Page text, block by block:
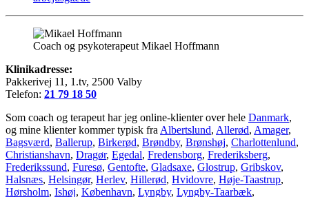
Coach og psykoterapeut Mikael Hoffmann
Klinikadresse:
Pakkerivej 11, 1.tv, 2500 Valby
Telefon: 21 79 18 50
Som coach og terapeut har jeg online-klienter over hele Danmark,
og mine klienter kommer typisk fra Albertslund, Allerød, Amager,
Bagsværd, Ballerup, Birkerød, Brøndby, Brønshøj, Charlottenlund,
Christianshavn, Dragør, Egedal, Fredensborg, Frederiksberg,
Frederikssund, Furesø, Gentofte, Gladsaxe, Glostrup, Gribskov,
Halsnæs, Helsingør, Herlev, Hillerød, Hvidovre, Høje-Taastrup,
Hørsholm, Ishøj, København, Lyngby, Lyngby-Taarbæk,